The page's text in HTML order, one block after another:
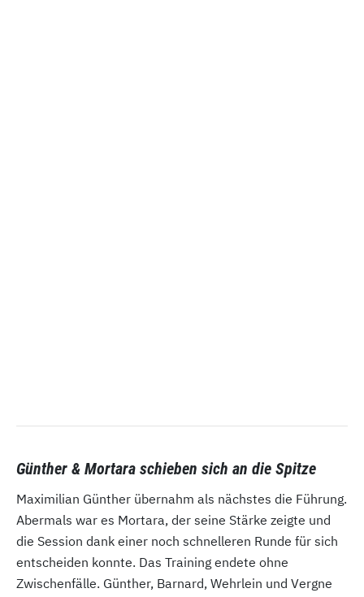
Günther & Mortara schieben sich an die Spitze
Maximilian Günther übernahm als nächstes die Führung.
Abermals war es Mortara, der seine Stärke zeigte und
die Session dank einer noch schnelleren Runde für sich
entscheiden konnte. Das Training endete ohne
Zwischenfälle. Günther, Barnard, Wehrlein und Vergne